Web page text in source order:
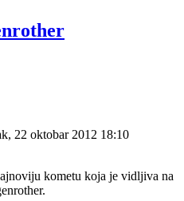
22 oktobar 2012 18:10
kometu koja je vidljiva na